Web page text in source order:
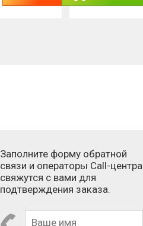
Заполните форму обратной
связи и операторы Call-центра
свяжутся с вами для
подтверждения заказа.